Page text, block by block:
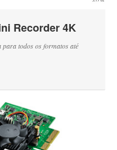
Recorder 4K
todos os formatos até